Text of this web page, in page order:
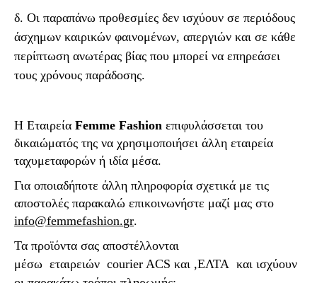
δ. Οι παραπάνω προθεσμίες δεν ισχύουν σε περιόδους
άσχημων καιρικών φαινομένων, απεργιών και σε κάθε
περίπτωση ανωτέρας βίας που μπορεί να επηρεάσει
τους χρόνους παράδοσης.
Η Εταιρεία Femme Fashion επιφυλάσσεται του
δικαιώματός της να χρησιμοποιήσει άλλη εταιρεία
ταχυμεταφορών ή ιδία μέσα.
Για οποιαδήποτε άλλη πληροφορία σχετικά με τις
αποστολές παρακαλώ επικοινωνήστε μαζί μας στο
info@femmefashion.gr.
Τα προϊόντα σας αποστέλλονται
μέσω εταιρειών courier ACS και ,ΕΛΤΑ και ισχύουν